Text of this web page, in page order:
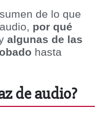
de lo que
por qué
algunas de las
hasta
de audio?